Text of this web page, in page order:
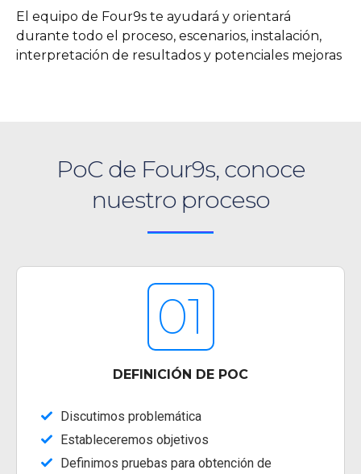
El equipo de Four9s te ayudará y orientará
durante todo el proceso, escenarios, instalación,
interpretación de resultados y potenciales mejoras
PoC de Four9s, conoce
nuestro proceso
01
DEFINICIÓN DE POC
Discutimos problemática
Estableceremos objetivos
Definimos pruebas para obtención de